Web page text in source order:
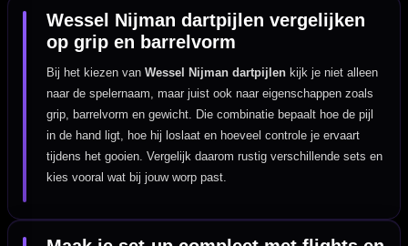
Wessel Nijman dartpijlen vergelijken
op grip en barrelvorm
Bij het kiezen vanWessel Nijman dartpijlen kijk je niet alleen
naar de spelernaam, maar juist ook naar eigenschappen zoals
grip, barrelvorm en gewicht. Die combinatie bepaalt hoe de pijl
in de hand ligt, hoe hij loslaat en hoeveel controle je ervaart
tijdens het gooien. Vergelijk daarom rustig verschillende sets en
kies vooral wat bij jouw worp past.